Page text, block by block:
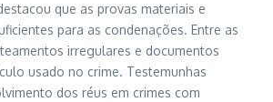
que as provas materiais e
para as condenações. Entre as
irregulares e documentos
usado no crime. Testemunhas
dos réus em crimes com